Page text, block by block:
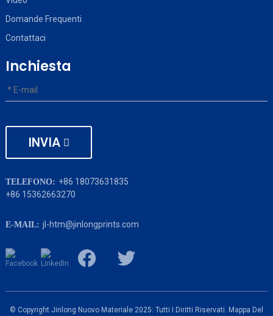
Domande Frequenti
Contattaci
Inchiesta
INVIA
TELEFONO: +86 18073631835
+86 15362663270
E-MAIL: jl-htm@jinlongprints.com
© Copyright Jinlong Nuovo Materiale 2025: Tutti I Diritti Riservati. Mappa Del